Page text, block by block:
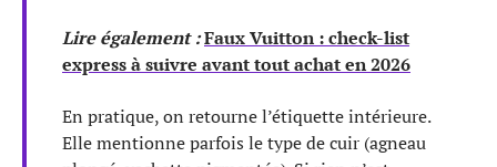
Lire également :Faux Vuitton : check-list
express à suivre avant tout achat en 2026
En pratique, on retourne l’étiquette intérieure.
Elle mentionne parfois le type de cuir (agneau